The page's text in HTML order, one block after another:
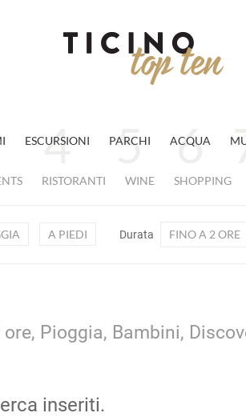
ESCURSIONI PARCHI ACQUA
RISTORANTI WINE SHOPPING
A PIEDI Durata FINO A 2 ORE
Pioggia, Bambini,
inseriti.